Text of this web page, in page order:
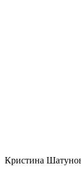
Кристина